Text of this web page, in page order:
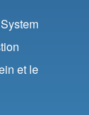
et le